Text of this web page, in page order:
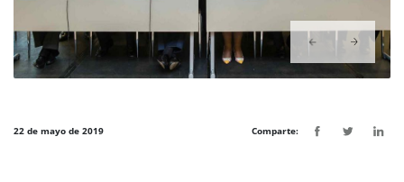
22 de mayo de 2019 Comparte: